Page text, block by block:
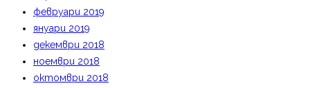
февруари 2019
януари 2019
декември 2018
ноември 2018
октомври 2018